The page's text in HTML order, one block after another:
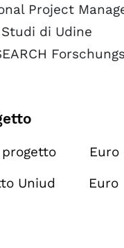
Project
di Udine
progetto Euro
Uniud Euro